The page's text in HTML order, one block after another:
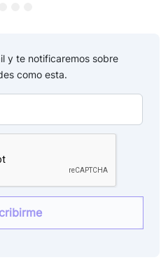
y te notificaremos sobre
como esta.